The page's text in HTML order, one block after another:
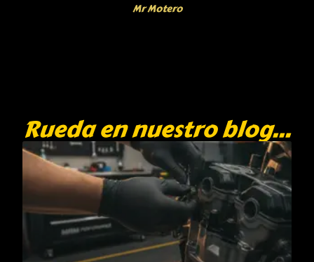
Mr Motero
Rueda en nuestro blog...